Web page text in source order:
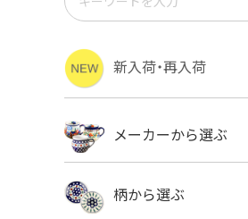
新入荷・再入荷
メーカーから選ぶ
ボレス
柄から選ぶ